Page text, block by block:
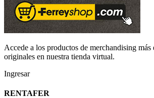
Accede a los productos de merchandising
originales en nuestra tienda virtual.
Ingresar
RENTAFER